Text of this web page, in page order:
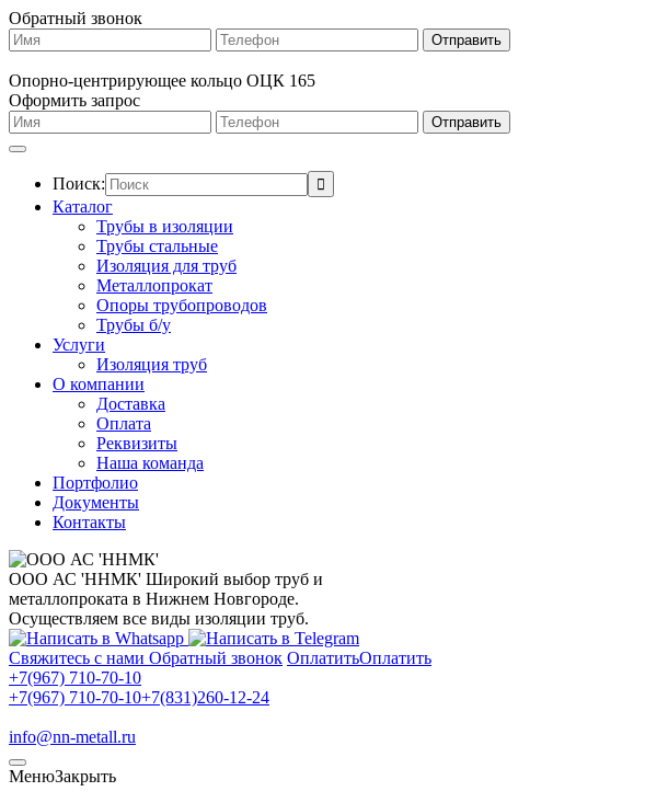
Обратный звонок
Опорно-центрирующее кольцо ОЦК 165
Оформить запрос
Поиск:
Каталог
Трубы в изоляции
Трубы стальные
Изоляция для труб
Металлопрокат
Опоры трубопроводов
Трубы б/у
Услуги
Изоляция труб
О компании
Доставка
Оплата
Реквизиты
Наша команда
Портфолио
Документы
Контакты
ООО АС 'ННМК' Широкий выбор труб и
металлопроката в Нижнем Новгороде.
Осуществляем все виды изоляции труб.
Свяжитесь с нами Обратный звонок ОплатитьОплатить
+7(967) 710-70-10
+7(967) 710-70-10+7(831)260-12-24
info@nn-metall.ru
МенюЗакрыть